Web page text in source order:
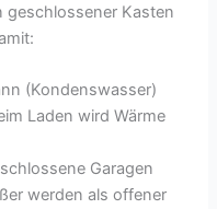
geschlossener Kasten
(Kondenswasser)
Laden wird Wärme
Garagen
werden als offener